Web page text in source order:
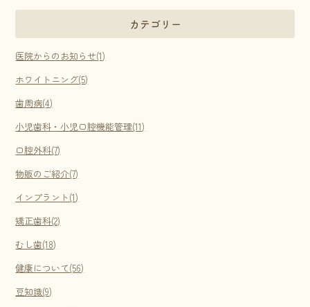
カテゴリー
医院からのお知らせ(1)
ホワイトニング(5)
歯周病(4)
小児歯科・小児口腔機能管理(11)
口腔外科(7)
物販のご紹介(7)
インプラント(1)
矯正歯科(2)
むし歯(18)
健康について(56)
豆知識(9)